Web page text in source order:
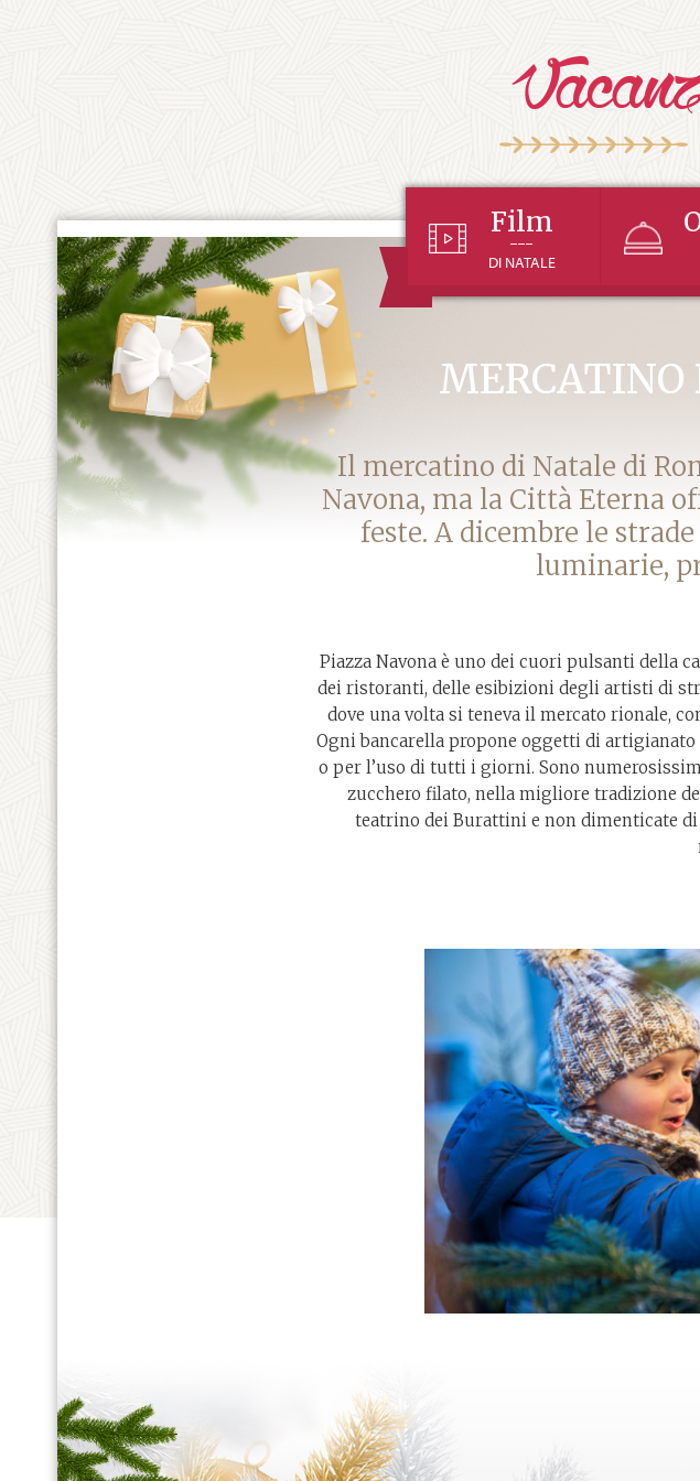
Film
---
DI NATALE
Il mercatino di Natale di
Navona, ma la Città Eterna
feste. A dicembre le
luminarie,
Piazza Navona è uno dei cuori pulsanti della
dei ristoranti, delle esibizioni degli artisti di
dove una volta si teneva il mercato rionale,
Ogni bancarella propone oggetti di
o per l’uso di tutti i giorni. Sono
zucchero filato, nella migliore tradizione
teatrino dei Burattini e non dimenticate